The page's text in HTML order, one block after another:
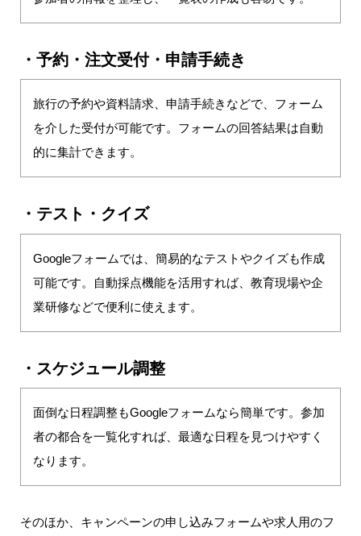
・予約・注文受付・申請手続き
旅行の予約や資料請求、申請手続きなどで、フォーム
を介した受付が可能です。フォームの回答結果は自動
的に集計できます。
・テスト・クイズ
Googleフォームでは、簡易的なテストやクイズも作成
可能です。自動採点機能を活用すれば、教育現場や企
業研修などで便利に使えます。
・スケジュール調整
面倒な日程調整もGoogleフォームなら簡単です。参加
者の都合を一覧化すれば、最適な日程を見つけやすく
なります。
そのほか、キャンペーンの申し込みフォームや求人用のフ